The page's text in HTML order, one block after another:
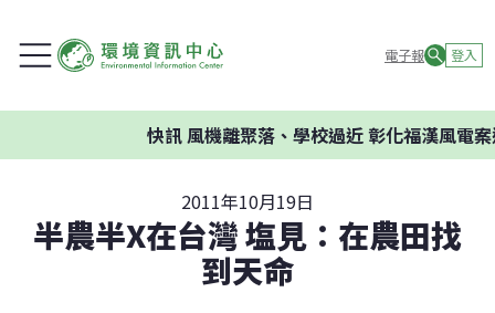
電子報 登入
快訊風機離聚落、學校過近 彰化福漢風電案遭
2011年10月19日
半農半X在台灣 塩見：在農田找
到天命